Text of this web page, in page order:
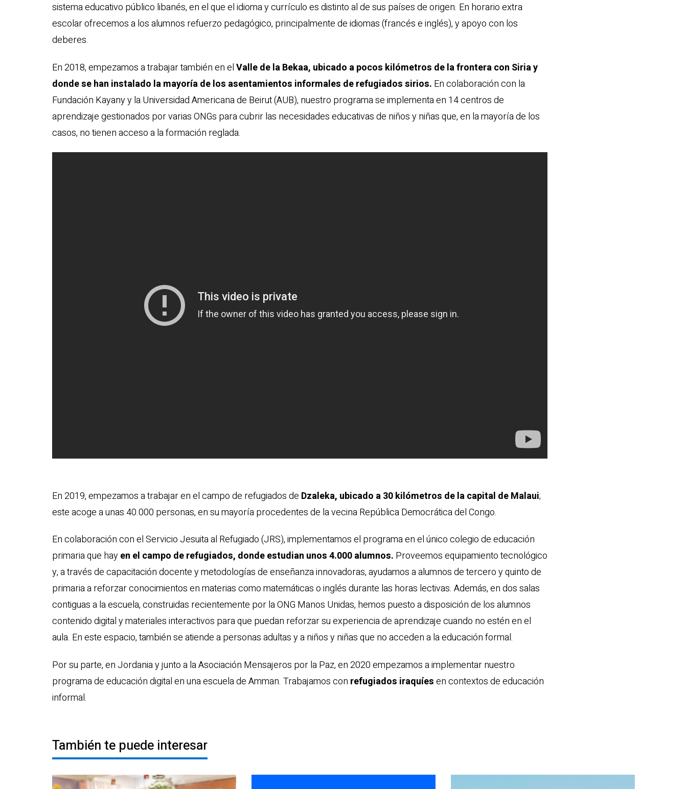
sistema educativo público libanés, en el que el idioma y currículo es distinto al de sus países de origen. En horario extra
escolar ofrecemos a los alumnos refuerzo pedagógico, principalmente de idiomas (francés e inglés), y apoyo con los
deberes.
En 2018, empezamos a trabajar también en elValle de la Bekaa, ubicado a pocos kilómetros de la frontera con Siria y
donde se han instalado la mayoría de los asentamientos informales de refugiados sirios. En colaboración con la
Fundación Kayany y la Universidad Americana de Beirut (AUB), nuestro programa se implementa en 14 centros de
aprendizaje gestionados por varias ONGs para cubrir las necesidades educativas de niños y niñas que, en la mayoría de los
casos, no tienen acceso a la formación reglada.
En 2019, empezamos a trabajar en el campo de refugiados de Dzaleka, ubicado a 30 kilómetros de la capital de Malaui;
este acoge a unas 40.000 personas, en su mayoría procedentes de la vecina República Democrática del Congo.
En colaboración con el Servicio Jesuita al Refugiado (JRS), implementamos el programa en el único colegio de educación
primaria que hayen el campo de refugiados, donde estudian unos 4.000 alumnos. Proveemos equipamiento tecnológico
y, a través de capacitación docente y metodologías de enseñanza innovadoras, ayudamos a alumnos de tercero y quinto de
primaria a reforzar conocimientos en materias como matemáticas o inglés durante las horas lectivas. Además, en dos salas
contiguas a la escuela, construidas recientemente por la ONG Manos Unidas, hemos puesto a disposición de los alumnos
contenido digital y materiales interactivos para que puedan reforzar su experiencia de aprendizaje cuando no estén en el
aula. En este espacio, también se atiende a personas adultas y a niños y niñas que no acceden a la educación formal.
Por su parte, en Jordania y junto a la Asociación Mensajeros por la Paz, en 2020 empezamos a implementar nuestro
programa de educación digital en una escuela de Amman. Trabajamos con refugiados iraquíesen contextos de educación
informal.
También te puede interesar